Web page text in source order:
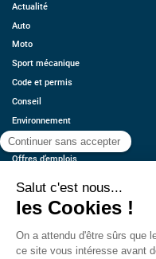
Actualité
Auto
Moto
Sport mécanique
Code et permis
Conseil
Environnement
Économie
Offres d’emplois
Contact
Estimez votre voiture